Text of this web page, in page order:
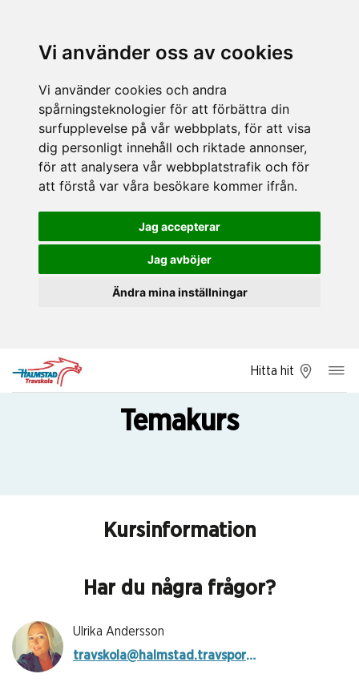
Vi använder oss av cookies
Vi använder cookies och andra
spårningsteknologier för att förbättra din
surfupplevelse på vår webbplats, för att visa
dig personligt innehåll och riktade annonser,
för att analysera vår webbplatstrafik och för
att förstå var våra besökare kommer ifrån.
Jag accepterar
Jag avböjer
Ändra mina inställningar
Hitta hit
Temakurs
Kursinformation
Har du några frågor?
Ulrika Andersson
travskola@halmstad.travsport.se